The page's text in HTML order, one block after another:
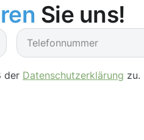
Sie uns!
der Datenschutzerklärung zu.